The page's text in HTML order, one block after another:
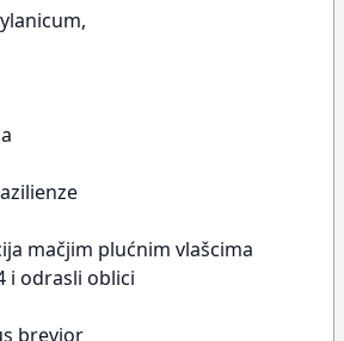
mačjim plućnim vlašcima
i odrasli oblici
brevior